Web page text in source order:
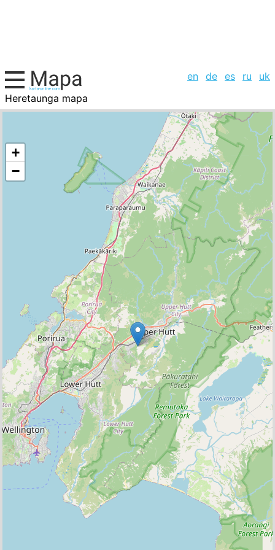
en de es ru
uk
Heretaunga mapa
Colombia, la lista de ciudades
+
−